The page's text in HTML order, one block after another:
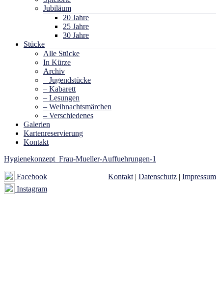
Jubiläum
20 Jahre
25 Jahre
30 Jahre
Stücke
Alle Stücke
In Kürze
Archiv
– Jugendstücke
– Kabarett
– Lesungen
– Weihnachtsmärchen
– Verschiedenes
Galerien
Kartenreservierung
Kontakt
Hygienekonzept_Frau-Mueller-Auffuehrungen-1
Facebook
Instagram
Kontakt| Datenschutz | Impressum